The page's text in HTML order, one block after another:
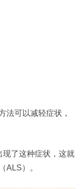
法可以减轻症状，
了这种症状，这就
ALS）。